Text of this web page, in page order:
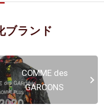
ブランド
COMME des
GARCONS